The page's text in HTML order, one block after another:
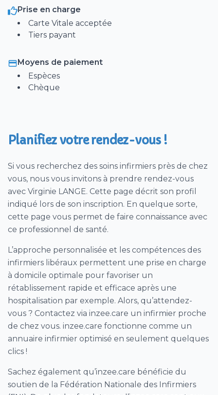
Instillation de collyres, gouttes oculaires
Surveillance et débranchement de
chimiothérapie
Injection (IM, SC, IV) Intramusculaire, Sous-
cutanées ou intraveineuse
Surveillance clinique Quotidienne (induction
Retrait sonde urinaire
Soins palliatifs
Saignée
Glycémie / insuline
Soins pédiatriques
Dialyse péritonéale
Soins de trachéostomie ou trachéotomie
Vaccin (hors COVID)
Ablation agrafes et/ou fils ou points de suture
Prélèvement urines / ECBU
Téléconsultation Coronavirus (CoVid)
Visites patient CoVid (Coronavirus) sur
prescription médicale
Télésoin – télésuivi CoVid
Prélèvement nasopharyngé PCR Covid
Prise en charge
Carte Vitale acceptée
Tiers payant
Moyens de paiement
Espèces
Chèque
Planifiez votre rendez-vous !
Si vous recherchez des soins infirmiers près de chez
vous, nous vous invitons à prendre rendez-vous
avec Virginie LANGE. Cette page décrit son profil
indiqué lors de son inscription. En quelque sorte,
cette page vous permet de faire connaissance avec
ce professionnel de santé.
L’approche personnalisée et les compétences des
infirmiers libéraux permettent une prise en charge
à domicile optimale pour favoriser un
rétablissement rapide et efficace après une
hospitalisation par exemple. Alors, qu’attendez-
vous ? Contactez via inzee.care un infirmier proche
de chez vous. inzee.care fonctionne comme un
annuaire infirmier optimisé en seulement quelques
clics !
Sachez également qu’inzee.care bénéficie du
soutien de la Fédération Nationale des Infirmiers